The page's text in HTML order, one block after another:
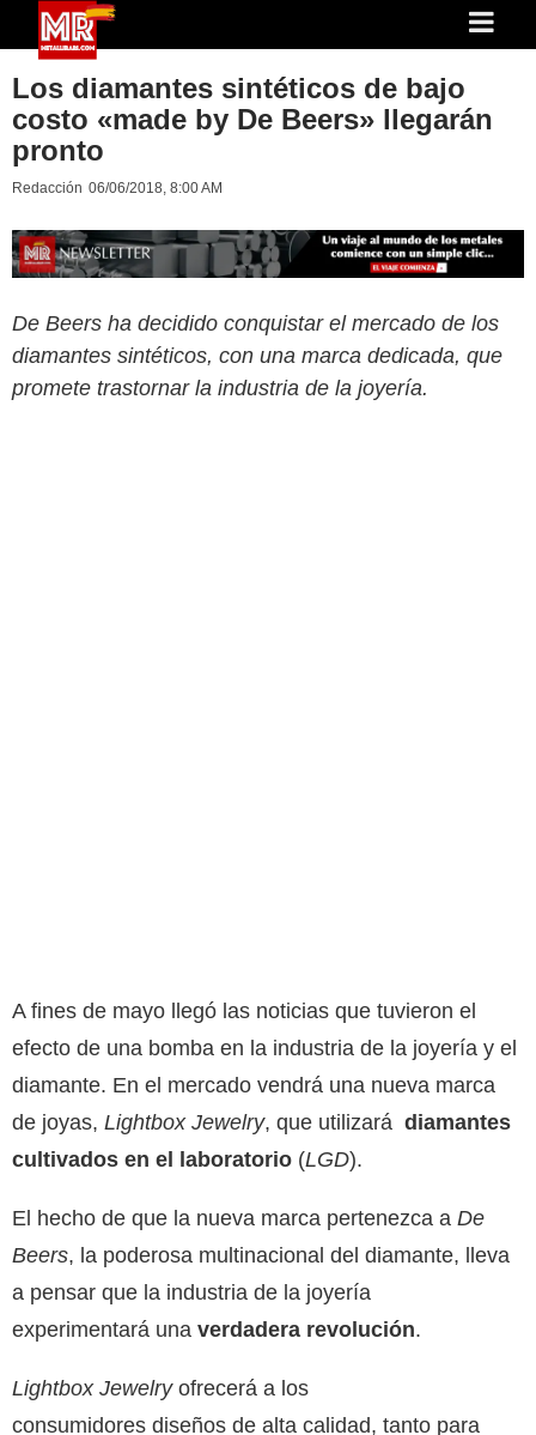
Los diamantes sintéticos de bajo
costo «made by De Beers» llegarán
pronto
Redacción 06/06/2018, 8:00 AM
De Beers ha decidido conquistar el mercado de los
diamantes sintéticos, con una marca dedicada, que
promete trastornar la industria de la joyería.
A fines de mayo llegó las noticias que tuvieron el
efecto de una bomba en la industria de la joyería y el
diamante. En el mercado vendrá una nueva marca
de joyas, Lightbox Jewelry, que utilizará diamantes
cultivados en el laboratorio (LGD).
El hecho de que la nueva marca pertenezca a De
Beers, la poderosa multinacional del diamante, lleva
a pensar que la industria de la joyería
experimentará una verdadera revolución.
Lightbox Jewelryofrecerá a los
consumidores diseños de alta calidad, tanto para